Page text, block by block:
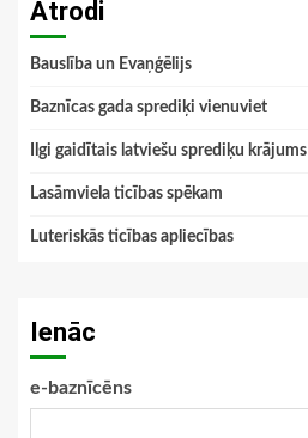
Atrodi
Bauslība un Evaņģēlijs
Baznīcas gada sprediķi vienuviet
Ilgi gaidītais latviešu sprediķu krājums
Lasāmviela ticības spēkam
Luteriskās ticības apliecības
Ienāc
e-baznīcēns